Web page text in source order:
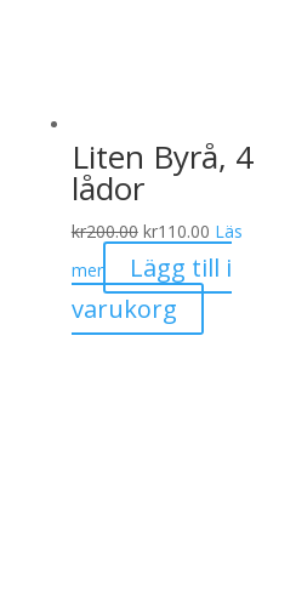
Liten Byrå, 4
lådor
kr200.00 Det
ursprungliga
priset
var:
kr110.00Det
nuvarande
priset
Läs
mer
Lägg till i
varukorg